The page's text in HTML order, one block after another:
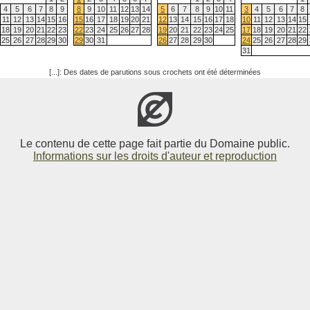
4 5 6 7 8
9
11 12 13 14 15 16
18 19 20 21 22 23
25 26 27 28 29 30
8
9 10 11 12 13 14
15 16 17 18 19 20 21
22 23 24 25 26 27 28
29 30 31
5
6 7 8 9 10 11
12 13 14 15 16 17 18
19 20 21 22 23 24 25
26 27 28 29 30
3
4 5 6 7 8
10 11 12 13 14 15
17 18 19 20 21 22
24 25 26 27 28 29
31
[...]: Des dates de parutions sous crochets ont été déterminées
Le contenu de cette page fait partie du Domaine public.
Informations sur les droits d'auteur et reproduction